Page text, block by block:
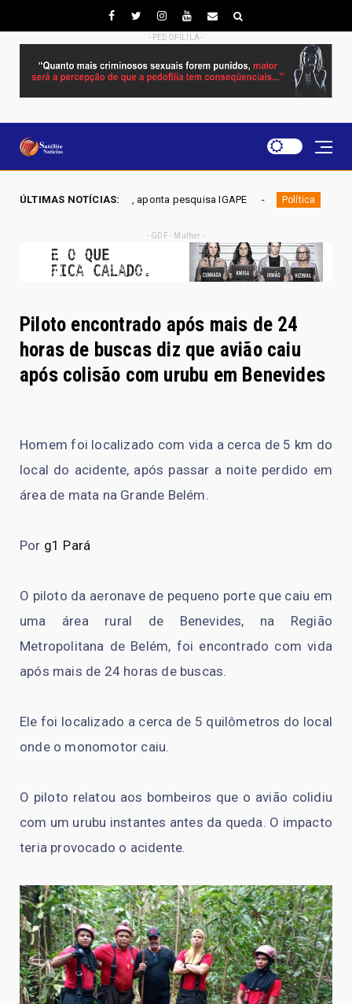
- PEDOFILILA -
ÚLTIMAS NOTÍCIAS:
aponta pesquisa IGAPE Política ELEIÇÕES DF 2026 -
- GDF - Mulher -
Piloto encontrado após mais de 24
horas de buscas diz que avião caiu
após colisão com urubu em Benevides
Homem foi localizado com vida a cerca de 5 km do
local do acidente, após passar a noite perdido em
área de mata na Grande Belém.
Por g1 Pará
O piloto da aeronave de pequeno porte que caiu em
uma área rural de Benevides, na Região
Metropolitana de Belém, foi encontrado com vida
após mais de 24 horas de buscas.
Ele foi localizado a cerca de 5 quilômetros do local
onde o monomotor caiu.
O piloto relatou aos bombeiros que o avião colidiu
com um urubu instantes antes da queda. O impacto
teria provocado o acidente.